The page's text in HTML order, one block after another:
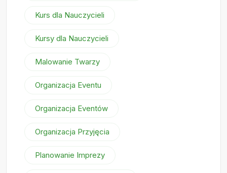
Kurs dla Nauczycieli
Kursy dla Nauczycieli
Malowanie Twarzy
Organizacja Eventu
Organizacja Eventów
Organizacja Przyjęcia
Planowanie Imprezy